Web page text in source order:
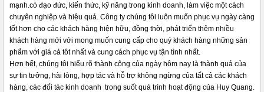
mạnh.có đạo đức, kiến thức, kỹ năng trong kinh doanh, làm việc một cách
chuyên nghiệp và hiệu quả. Công ty chúng tôi luôn muốn phục vụ ngày càng
tốt hơn cho các khách hàng hiện hữu, đồng thời, phát triển thêm nhiều
khách hàng mới với mong muốn cung cấp cho quý khách hàng những sản
phẩm với giá cả tôt nhất và cung cách phục vụ tận tình nhất.
Hơn hết, chúng tôi hiểu rõ thành công của ngày hôm nay là thành quả của
sự tin tưởng, hài lòng, hợp tác và hỗ trợ không ngừng của tất cả các khách
hàng, các đối tác kinh doanh trong suốt quá trình hoạt động của Huy Quang.